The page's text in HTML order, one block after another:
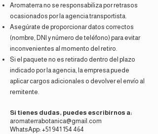
Aromaterra no se responsabiliza por retrasos
ocasionados por la agencia transportista.
Asegúrate de proporcionar datos correctos
(nombre, DNI y número de teléfono) para evitar
inconvenientes al momento del retiro.
Si el paquete no es retirado dentro del plazo
indicado por la agencia, la empresa puede
aplicar cargos adicionales o devolver el envío al
remitente.
Si tienes dudas, puedes escribirnos a:
aromaterrabotanica@gmail.com
WhatsApp: +51 941 154 464